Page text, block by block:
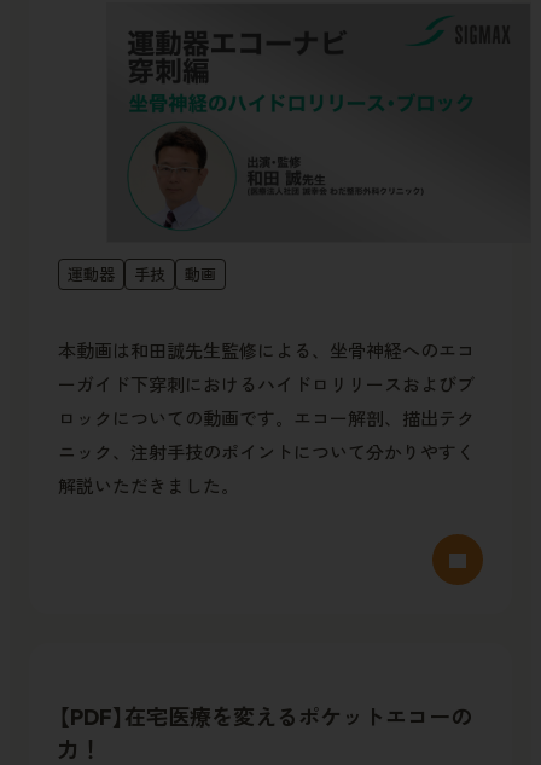
運動器 手技 動画
本動画は和田誠先生監修による、坐骨神経へのエコ
ーガイド下穿刺におけるハイドロリリースおよびブ
ロックについての動画です。エコー解剖、描出テク
ニック、注射手技のポイントについて分かりやすく
解説いただきました。
【PDF】在宅医療を変えるポケットエコーの
力！